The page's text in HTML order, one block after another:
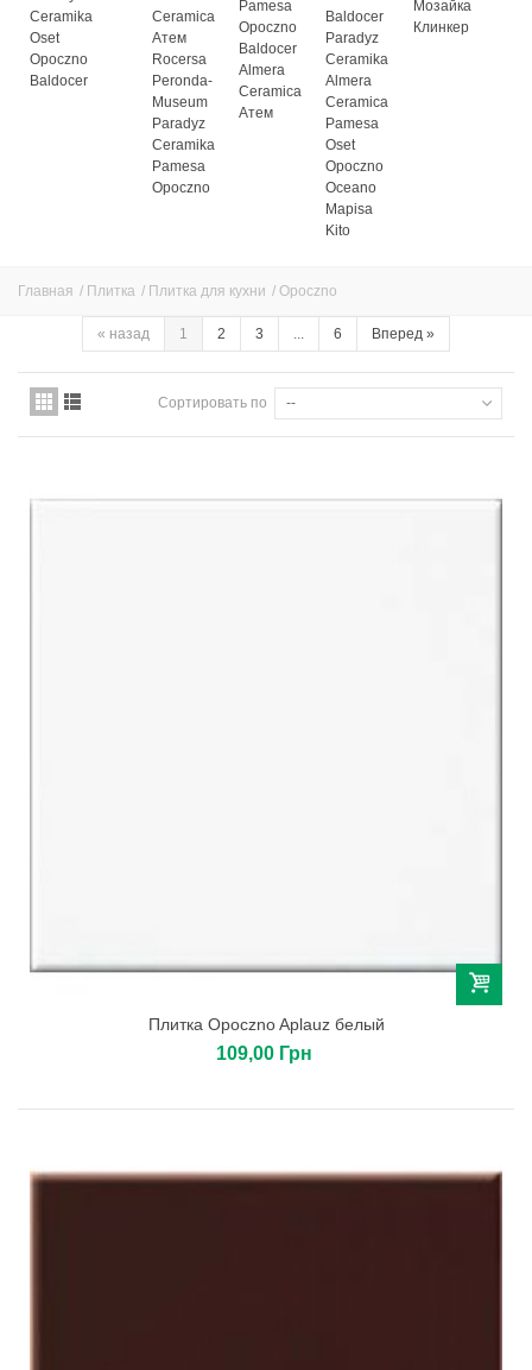
Ceramika
Oset
Opoczno
Baldocer
Ceramica
Атем
Rocersa
Peronda-
Museum
Paradyz
Ceramika
Pamesa
Opoczno
Pamesa
Opoczno
Baldocer
Almera
Ceramica
Атем
Baldocer
Paradyz
Ceramika
Almera
Ceramica
Pamesa
Oset
Opoczno
Oceano
Mapisa
Kito
Мозайка
Клинкер
Главная / Плитка / Плитка для кухни / Opoczno
« назад 1 2 3 ... 6 Вперед »
Сортировать по --
Плитка Opoczno Aplauz белый
109,00 Грн